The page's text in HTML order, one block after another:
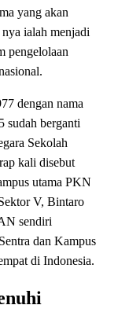
yang akan
ialah menjadi
pengelolaan
dengan nama
sudah berganti
Sekolah
kali disebut
utama PKN
V, Bintaro
sendiri
dan Kampus
di Indonesia.